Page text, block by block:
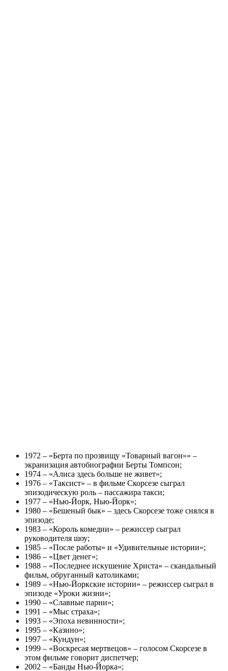
1972 – «Берта по прозвищу «Товарный вагон»» –
экранизация автобиографии Берты Томпсон;
1974 – «Алиса здесь больше не живет»;
1976 – «Таксист» – в фильме Скорсезе сыграл
эпизодическую роль – пассажира такси;
1977 – «Нью-Йорк, Нью-Йорк»;
1980 – «Бешеный бык» – здесь Скорсезе тоже снялся в
эпизоде;
1983 – «Король комедии» – режиссер сыграл
руководителя шоу;
1985 – «После работы» и «Удивительные истории»;
1986 – «Цвет денег»;
1988 – «Последнее искушение Христа» – скандальный
фильм, обруганный католиками;
1989 – «Нью-Йоркские истории» – режиссер сыграл в
эпизоде «Уроки жизни»;
1990 – «Славные парни»;
1991 – «Мыс страха»;
1993 – «Эпоха невинности»;
1995 – «Казино»;
1997 – «Кундун»;
1999 – «Воскресая мертвецов» – голосом Скорсезе в
этом фильме говорит диспетчер;
2002 – «Банды Нью-Йорка»;